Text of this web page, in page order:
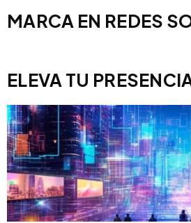
MARCA EN REDES
ELEVA TU